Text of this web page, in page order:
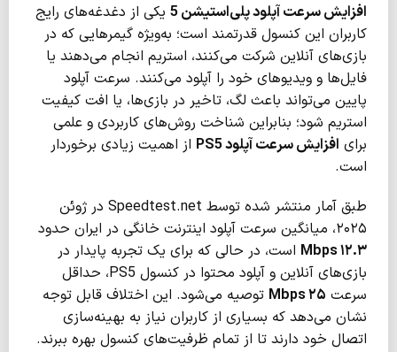
افزایش سرعت آپلود پلی‌استیشن 5
یکی از دغدغه‌های رایج
کاربران این کنسول قدرتمند است؛ به‌ویژه گیمرهایی که در
بازی‌های آنلاین شرکت می‌کنند، استریم انجام می‌دهند یا
فایل‌ها و ویدیوهای خود را آپلود می‌کنند. سرعت آپلود
پایین می‌تواند باعث لگ، تاخیر در بازی‌ها، یا افت کیفیت
استریم شود؛ بنابراین شناخت روش‌های کاربردی و علمی
برای افزایش سرعت آپلود PS5
از اهمیت زیادی برخوردار
است.
طبق آمار منتشر شده توسط Speedtest.net در ژوئن
۲۰۲۵، میانگین سرعت آپلود اینترنت خانگی در ایران حدود
۱۲.۳ Mbps
است، در حالی که برای یک تجربه پایدار در
بازی‌های آنلاین و آپلود محتوا در کنسول PS5، حداقل
سرعت ۲۵ Mbps
توصیه می‌شود. این اختلاف قابل توجه
نشان می‌دهد که بسیاری از کاربران نیاز به بهینه‌سازی
اتصال خود دارند تا از تمام ظرفیت‌های کنسول بهره ببرند.